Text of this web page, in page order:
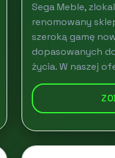
Sega Meble,
renomowany
szeroką gamę
dopasowanych
życia. W naszej